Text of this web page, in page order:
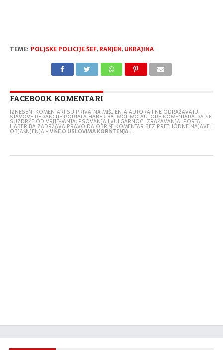
TEME: POLJSKE POLICIJE ŠEF, RANJEN, UKRAJINA
FACEBOOK KOMENTARI
IZNESENI KOMENTARI SU PRIVATNA MIŠLJENJA AUTORA I NE ODRAŽAVAJU
STAVOVE REDAKCIJE PORTALA HABER.BA. MOLIMO AUTORE KOMENTARA DA SE
SUZDRŽE OD VRIJEĐANJA, PSOVANJA I VULGARNOG IZRAŽAVANJA. PORTAL
HABER.BA ZADRŽAVA PRAVO DA OBRIŠE KOMENTAR BEZ PRETHODNE NAJAVE I
OBJAŠNJENJA -VIŠE O USLOVIMA KORIŠTENJA...